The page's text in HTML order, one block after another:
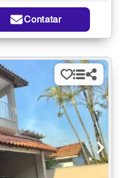
Contatar